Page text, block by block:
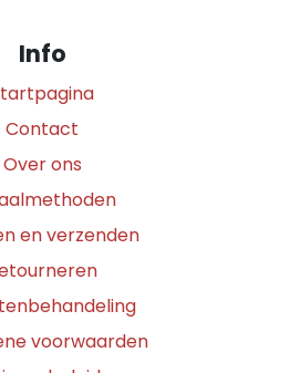
Info
Contact
Over ons
en verzenden
voorwaarden